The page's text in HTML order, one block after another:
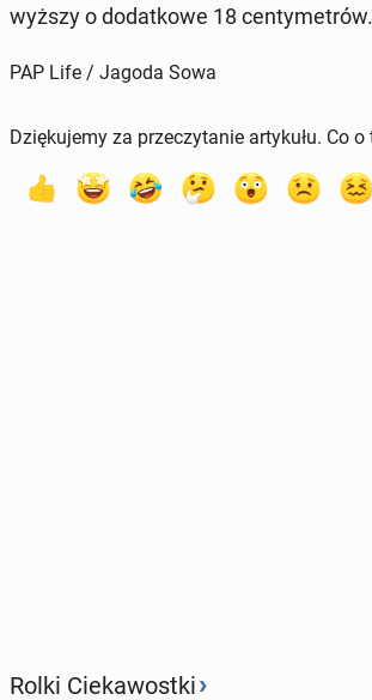
wyższy o do­dat­ko­we 18 cen­ty­me­trów.
PAP Life / Jagoda Sowa
Dziękujemy za przeczytanie artykułu. Co
Rolki Ciekawostki›